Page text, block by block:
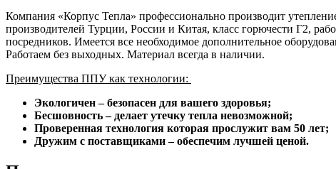
Компания «Корпус Тепла» профессионально производит
производителей Турции, России и Китая, класс горючести Г2,
посредников. Имеется все необходимое дополнительное
Работаем без выходных. Материал всегда в наличии.
Преимущества ППУ как технологии:
Экологичен – безопасен для вашего здоровья;
Бесшовность – делает утечку тепла невозможной;
Проверенная технология которая прослужит вам 50 лет;
Дружим с поставщиками – обеспечим лучшей ценой.